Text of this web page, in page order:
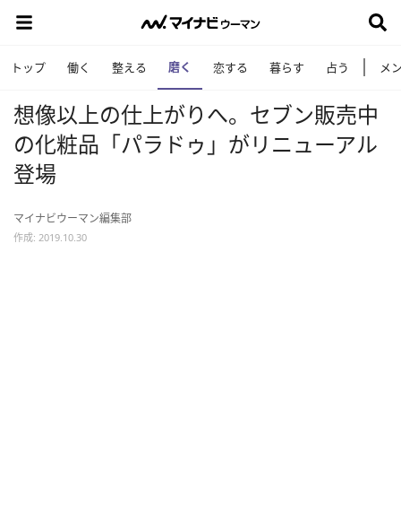
トップ 働く 整える 磨く 恋する 暮らす 占う メ
想像以上の仕上がりへ。セブン販売中
の化粧品「パラドゥ」がリニューアル
登場
マイナビウーマン編集部
作成: 2019.10.30